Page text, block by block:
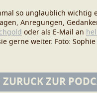
so unglaublich wichtig
Anregungen,
oder als E-Mail an
gerne weiter. Foto:
ZURÜCK ZUR